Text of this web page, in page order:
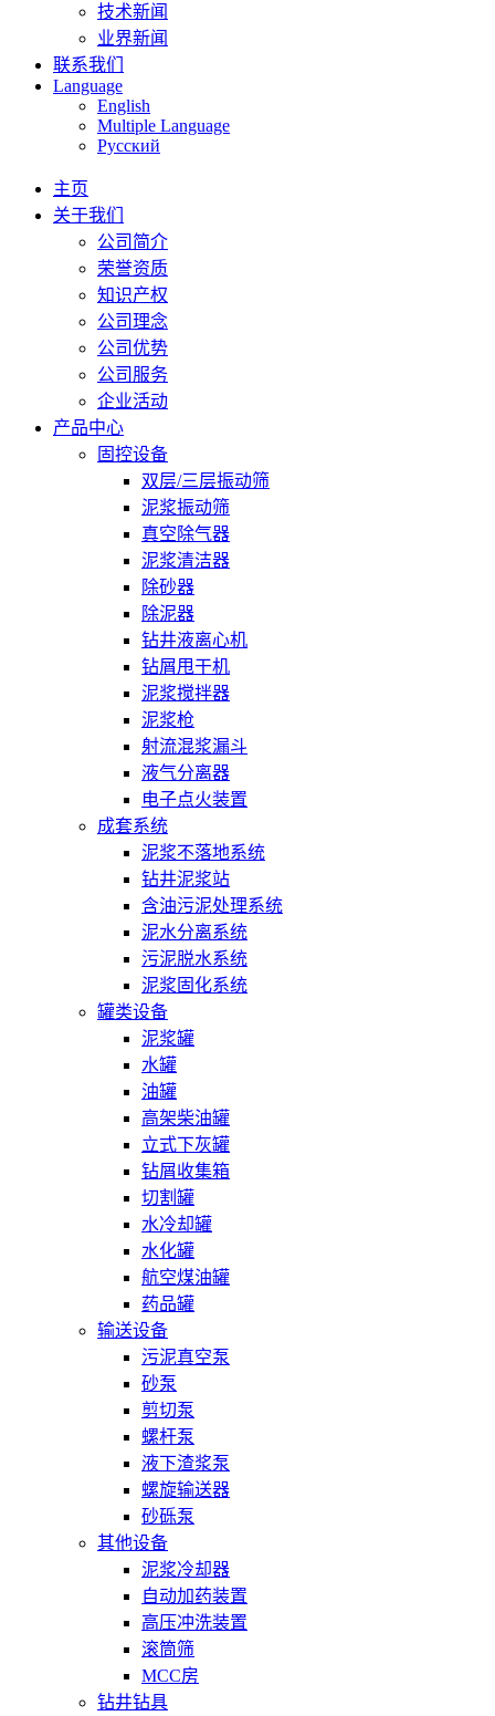
技术新闻
业界新闻
联系我们
Language
English
Multiple Language
Русский
主页
关于我们
公司简介
荣誉资质
知识产权
公司理念
公司优势
公司服务
企业活动
产品中心
固控设备
双层/三层振动筛
泥浆振动筛
真空除气器
泥浆清洁器
除砂器
除泥器
钻井液离心机
钻屑甩干机
泥浆搅拌器
泥浆枪
射流混浆漏斗
液气分离器
电子点火装置
成套系统
泥浆不落地系统
钻井泥浆站
含油污泥处理系统
泥水分离系统
污泥脱水系统
泥浆固化系统
罐类设备
泥浆罐
水罐
油罐
高架柴油罐
立式下灰罐
钻屑收集箱
切割罐
水冷却罐
水化罐
航空煤油罐
药品罐
输送设备
污泥真空泵
砂泵
剪切泵
螺杆泵
液下渣浆泵
螺旋输送器
砂砾泵
其他设备
泥浆冷却器
自动加药装置
高压冲洗装置
滚筒筛
MCC房
钻井钻具